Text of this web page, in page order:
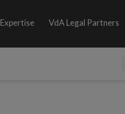
Expertise VdA Legal Partners